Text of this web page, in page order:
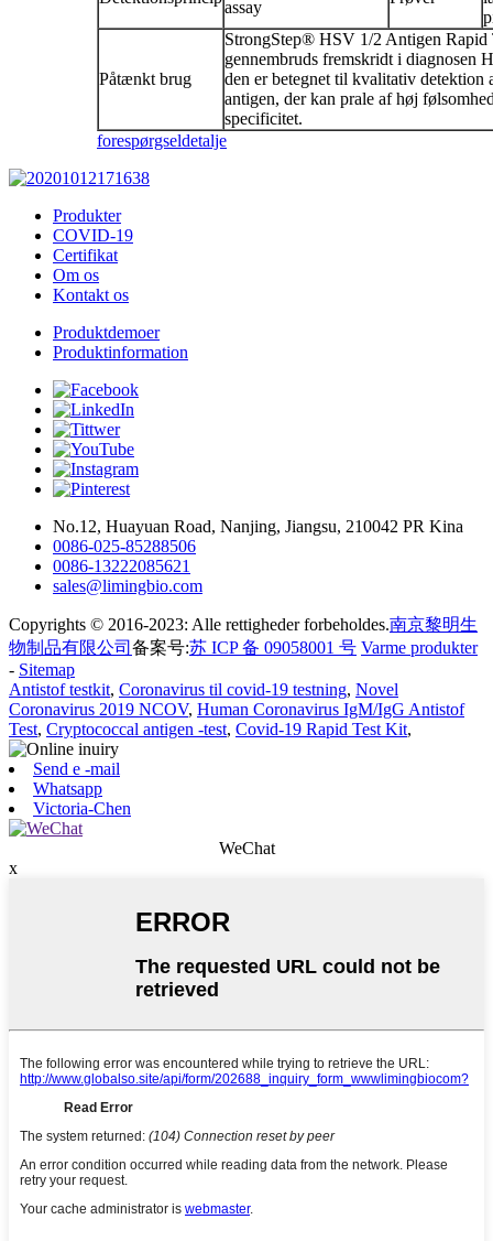
assay
Påtænkt brug
StrongStep® HSV 1/2 Antigen Rapid
gennembruds fremskridt i diagnosen
den er betegnet til kvalitativ detektion
antigen, der kan prale af høj
specificitet.
forespørgseldetalje
Produkter
COVID-19
Certifikat
Om os
Kontakt os
Produktdemoer
Produktinformation
No.12, Huayuan Road, Nanjing, Jiangsu, 210042 PR Kina
0086-025-85288506
0086-13222085621
sales@limingbio.com
Copyrights © 2016-2023: Alle rettigheder forbeholdes.南京黎明生
物制品有限公司 备案号:苏 ICP 备 09058001 号 Varme produkter
- Sitemap
Antistof testkit, Coronavirus til covid-19 testning, Novel
Coronavirus 2019 NCOV, Human Coronavirus IgM/IgG Antistof
Test, Cryptococcal antigen -test, Covid-19 Rapid Test Kit,
Send e -mail
Whatsapp
Victoria-Chen
WeChat
x